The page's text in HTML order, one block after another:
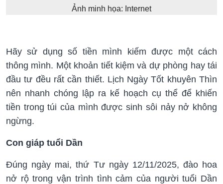
Ảnh minh họa: Internet
Hãy sử dụng số tiền mình kiếm được một cách
thông mình. Một khoản tiết kiệm và dự phòng hay tái
đầu tư đều rất cần thiết. Lịch Ngày Tốt khuyên Thìn
nên nhanh chóng lập ra kế hoạch cụ thể để khiến
tiền trong túi của mình được sinh sôi nảy nở không
ngừng.
Con giáp tuổi Dần
Đúng ngày mai, thứ Tư ngày 12/11/2025, đào hoa
nở rộ trong vận trình tình cảm của người tuổi Dần